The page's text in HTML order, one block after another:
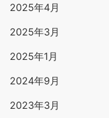
2025年4月
2025年3月
2025年1月
2024年9月
2023年3月